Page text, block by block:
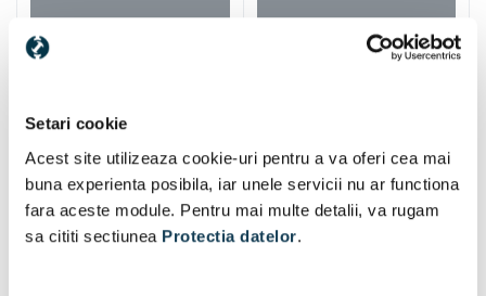
Setari cookie
Acest site utilizeaza cookie-uri pentru a va oferi cea mai
buna experienta posibila, iar unele servicii nu ar functiona
fara aceste module. Pentru mai multe detalii, va rugam
sa cititi sectiunea Protectia datelor.